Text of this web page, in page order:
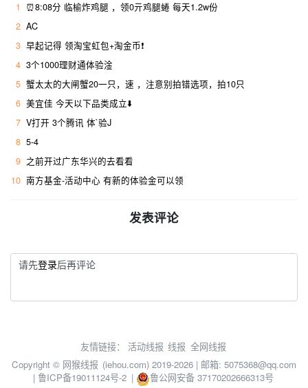
1
⏰8:08分 临榆炸鸡腿 ，领0亓鸡腿蜷 每天1.2w份
2 AC
3 早起记得 领淘宝虹包+淘金币❗
4 3个1000理财通体验淦
5 蟹太太的大闸蟹20一只，速 ，注意别拍错选项，拍10只
6 美宜佳 今天以下品类成立⬇️
7 V打开 3个腾讯 体`验J
8 5-4
9 之前开过广东华兴的去看看
10 南方基金-活动中心 有新的体验金可以领
发表评论
请先登录后再评论
友情链接： 活动线报 线报 全网线报
Copyright © 网猴线报 (iehou.com) 2019-2026 | 邮箱: 5075368@qq.com
| 鲁ICP备19011124号-2 | 鲁公网安备 37170202666313号